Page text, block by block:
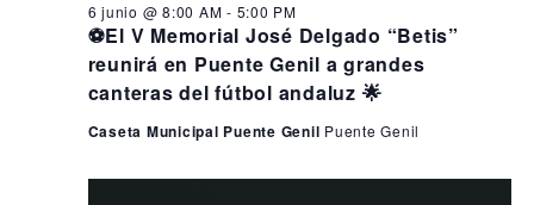
⚽El V Memorial José Delgado “Betis”
reunirá en Puente Genil a grandes
canteras del fútbol andaluz 🌟
6 junio @ 8:00 AM - 5:00 PM
Caseta Municipal Puente Genil Puente Genil